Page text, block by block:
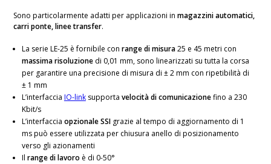
Sono particolarmente adatti per applicazioni inmagazzini automatici,
carri ponte, linee transfer.
La serie LE-25 è fornibile con range di misura25 e 45 metri con
massima risoluzionedi 0,01 mm, sono linearizzati su tutta la corsa
per garantire una precisione di misura di ± 2 mm con ripetibilità di
± 1 mm
L’interfaccia IO-linksupporta velocità di comunicazionefino a 230
Kbit/s
L’interfaccia opzionale SSIgrazie al tempo di aggiornamento di 1
ms può essere utilizzata per chiusura anello di posizionamento
verso gli azionamenti
Il range di lavoro è di 0-50°